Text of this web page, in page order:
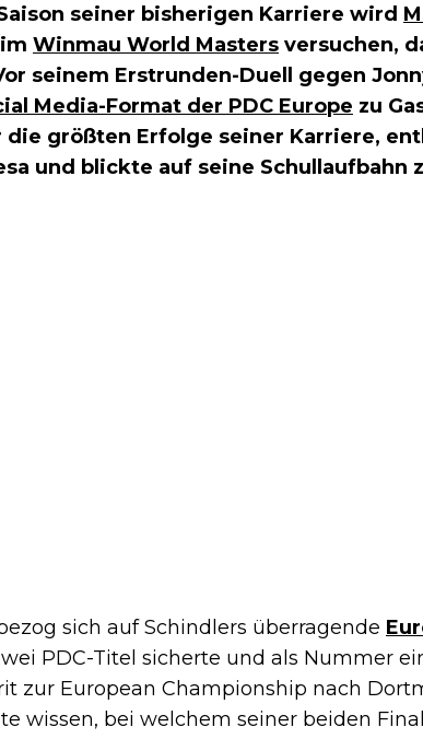
seiner bisherigen Karriere wird
Winmau World Masters versuchen,
seinem Erstrunden-Duell gegen
Media-Format der PDC Europe zu
die größten Erfolge seiner Karriere,
und blickte auf seine Schullaufbahn
sich auf Schindlers überragende
PDC-Titel sicherte und als Nummer
zur European Championship nach
wissen, bei welchem seiner beiden